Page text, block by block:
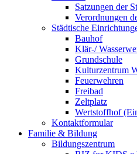
Satzungen der
Verordnungen
Städtische
Bauhof
Klär-/
Grundschule
Kulturzentrum
Feuerwehren
Freibad
Zeltplatz
Wertstoffhof
Kontaktformular
Familie & Bildung
Bildungszentrum